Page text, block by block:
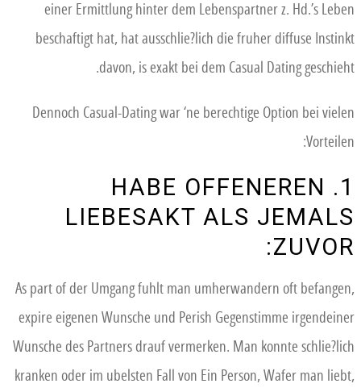
einer Ermittlung hinter dem Lebenspartner z. Hd.’s Leben
beschaftigt hat, hat ausschlie?lich die fruher diffuse Instinkt
davon, is exakt bei dem Casual Dating geschieht.
Dennoch Casual-Dating war ‘ne berechtige Option bei vielen
Vorteilen:
1. HABE OFFENEREN
LIEBESAKT ALS JEMALS
ZUVOR:
As part of der Umgang fuhlt man umherwandern oft befangen,
expire eigenen Wunsche und Perish Gegenstimme irgendeiner
Wunsche des Partners drauf vermerken. Man konnte schlie?lich
kranken oder im ubelsten Fall von Ein Person, Wafer man liebt,